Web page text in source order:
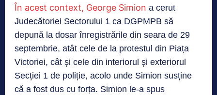
În acest context, George Simion a cerut
Judecătoriei Sectorului 1 ca DGPMPB să
depună la dosar înregistrările din seara de 29
septembrie, atât cele de la protestul din Piața
Victoriei, cât și cele din interiorul și exteriorul
Secției 1 de poliție, acolo unde Simion susține
că a fost dus cu forța. Simion le-a spus